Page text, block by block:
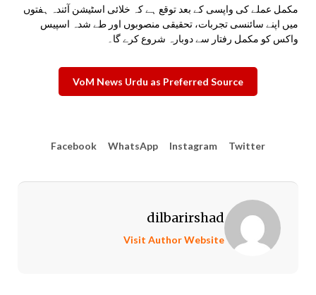
مکمل عملے کی واپسی کے بعد توقع ہے کہ خلائی اسٹیشن آئندہ ہفتوں
میں اپنے سائنسی تجربات، تحقیقی منصوبوں اور طے شدہ اسپیس
واکس کو مکمل رفتار سے دوبارہ شروع کرے گا۔
VoM News Urdu as Preferred Source
Facebook WhatsApp Instagram Twitter
dilbarirshad
Visit Author Website